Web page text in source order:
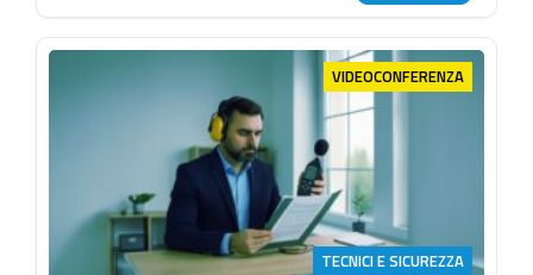
VIDEOCONFERENZA
TECNICI E SICUREZZA